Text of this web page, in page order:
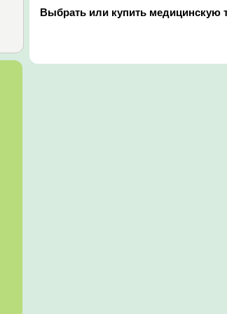
Выбрать или купить медицинскую